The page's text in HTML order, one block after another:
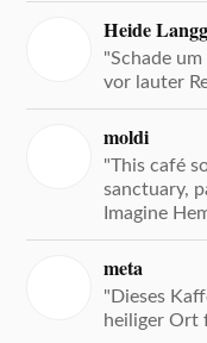
Heide
"Schade
vor lauter
moldi
"This café
sanctuary,
Imagine
meta
"Dieses
heiliger Ort